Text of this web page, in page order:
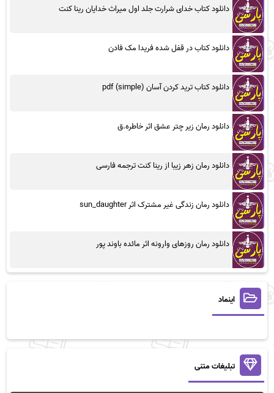
دانلود کتاب خدای شرارت جلد اول میراث خدایان رینا کنت
دانلود کتاب در قفل شده فریدا مک فادن
دانلود کتاب ترید کردن آسان (simple) pdf
دانلود رمان زیر چتر عشق اثر خاطره.ق
دانلود رمان زهر زیبا از رینا کنت ترجمه فارسی
دانلود رمان زندگی غیر مشترک اثر sun_daughter
دانلود رمان روزهای وارونه اثر مائده باوند پور
اینماد
تبلیغات متنی